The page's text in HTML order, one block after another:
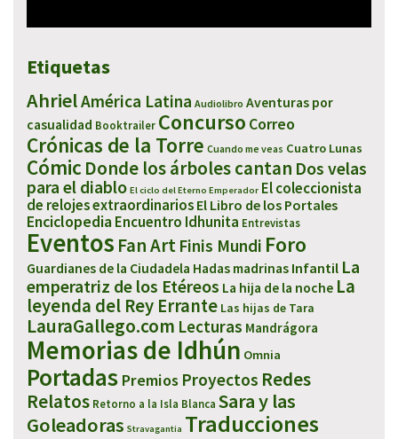
Etiquetas
AhrielAmérica Latina Audiolibro Aventuras por
casualidad Booktrailer Concurso Correo
Crónicas de la Torre Cuando me veas Cuatro Lunas
Cómic Donde los árboles cantan Dos velas
para el diablo El ciclo del Eterno Emperador El coleccionista
de relojes extraordinarios El Libro de los Portales
Enciclopedia Encuentro Idhunita Entrevistas
Eventos Fan Art Finis Mundi Foro
Guardianes de la Ciudadela Hadas madrinas Infantil La
emperatriz de los Etéreos La hija de la noche La
leyenda del Rey Errante Las hijas de Tara
LauraGallego.com Lecturas Mandrágora
Memorias de Idhún Omnia
Portadas Premios Proyectos Redes
Relatos Retorno a la Isla Blanca Sara y las
Goleadoras Stravagantia Traducciones